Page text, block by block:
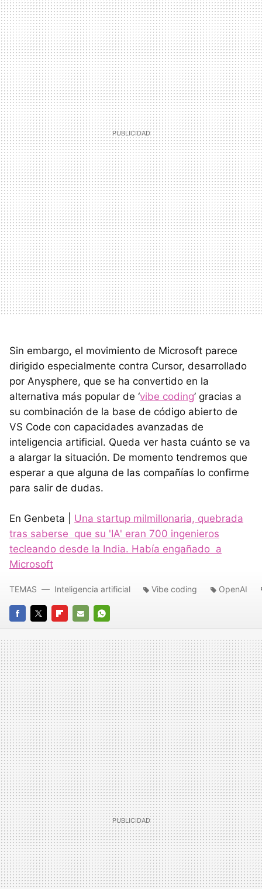
Sin embargo, el movimiento de Microsoft parece
dirigido especialmente contra Cursor, desarrollado
por Anysphere, que se ha convertido en la
alternativa más popular de ‘vibe coding’ gracias a
su combinación de la base de código abierto de
VS Code con capacidades avanzadas de
inteligencia artificial. Queda ver hasta cuánto se va
a alargar la situación. De momento tendremos que
esperar a que alguna de las compañías lo confirme
para salir de dudas.
En Genbeta | Una startup milmillonaria, quebrada
tras saberse que su 'IA' eran 700 ingenieros
tecleando desde la India. Había engañado a
Microsoft
FACEBOOK
TWITTERFLIPBOARD
E-
MAIL
WHATSAPP
TEMAS Inteligencia artificial Vibe coding OpenAI